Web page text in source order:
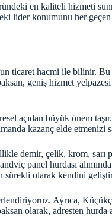
en kaliteli hizmeti
lider konumunu her
ticaret hacmi ile bilinir. Bu
geniş hizmet
açıdan büyük önem
kazanç elde etmenizi
demir, çelik, krom, sarı
panel hurdası
sürekli olarak kendini
Ayrıca,
olarak, adresten hurda